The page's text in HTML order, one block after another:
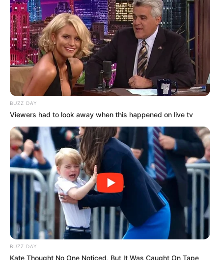
LIHAT ARTIKEL LAINNYA
Laras Kinanda Nyimas Ratu Rafa
Shenina Cinnamon Megan Domani
BUZZ DAY
Viewers had to look away when this happened on live tv
BUZZ DAY
Kate Thought No One Noticed, But It Was Caught On Tape